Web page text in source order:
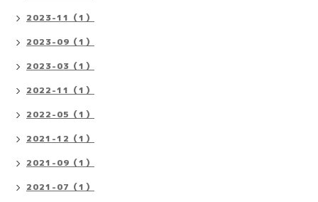
2023-11（1）
2023-09（1）
2023-03（1）
2022-11（1）
2022-05（1）
2021-12（1）
2021-09（1）
2021-07（1）